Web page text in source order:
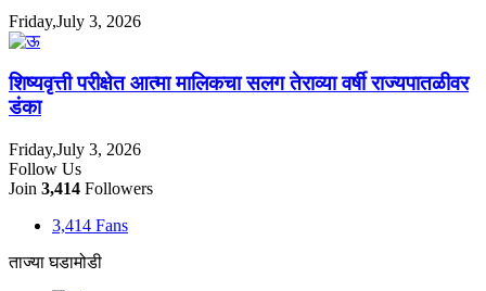
Friday,July 3, 2026
शिष्यवृत्ती परीक्षेत आत्मा मालिकचा सलग तेराव्या वर्षी राज्यपातळीवर
डंका
Friday,July 3, 2026
Follow Us
Join 3,414 Followers
3,414 Fans
ताज्या घडामोडी